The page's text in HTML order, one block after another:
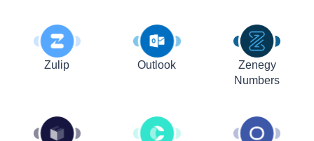
Zulip Outlook
Zenegy
Numbers